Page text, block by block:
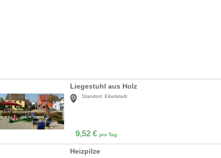
Liegestuhl aus Holz
Standort: Eibelstadt
9,52 € pro Tag
Heizpilze